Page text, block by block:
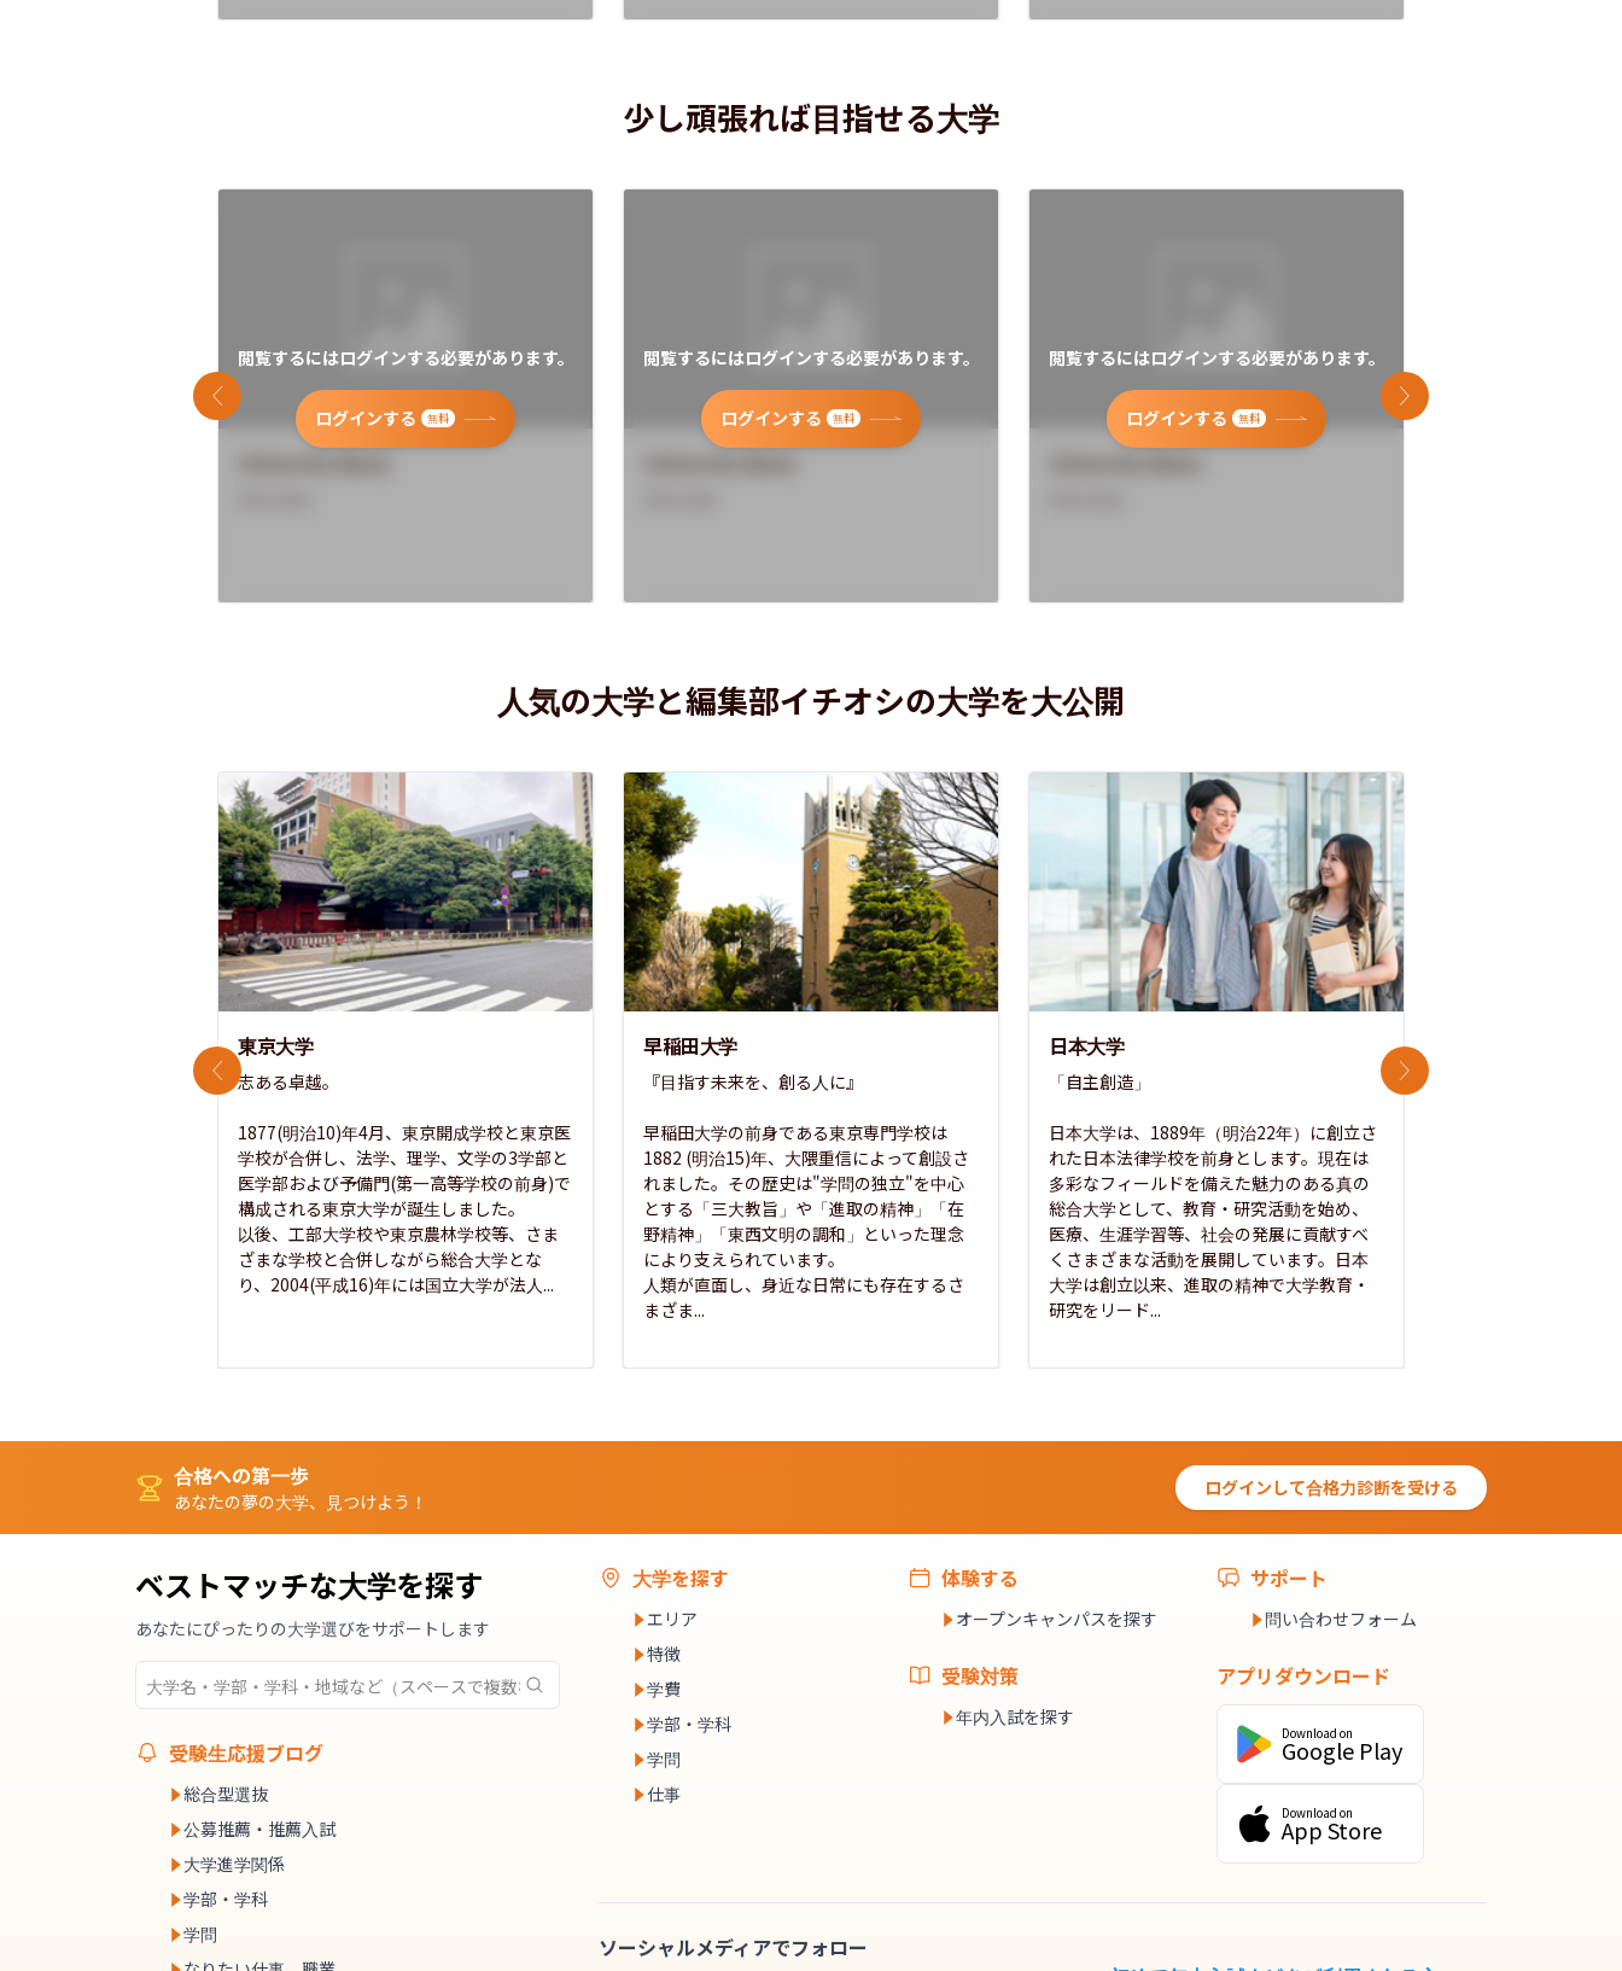
少し頑張れば目指せる大学
閲覧するにはログインする必要があります。
ログインする 無料
閲覧するにはログインする必要があります。
ログインする 無料
閲覧するにはログインする必要があります。
ログインする 無料
前のスライド 次のスライド
人気の大学と編集部イチオシの大学を大公開
東京大学
志ある卓越。
1877(明治10)年4月、東京開成学校と東京医
学校が合併し、法学、理学、文学の3学部と
医学部および予備門(第一高等学校の前身)で
構成される東京大学が誕生しました。
以後、工部大学校や東京農林学校等、さま
ざまな学校と合併しながら総合大学とな
り、2004(平成16)年には国立大学が法人...
早稲田大学
『目指す未来を、創る人に』
早稲田大学の前身である東京専門学校は
1882 (明治15)年、大隈重信によって創設さ
れました。その歴史は"学問の独立"を中心
とする「三大教旨」や「進取の精神」「在
野精神」「東西文明の調和」といった理念
により支えられています。
人類が直面し、身近な日常にも存在するさ
まざま...
日本大学
「自主創造」
日本大学は、1889年（明治22年）に創立さ
れた日本法律学校を前身とします。現在は
多彩なフィールドを備えた魅力のある真の
総合大学として、教育・研究活動を始め、
医療、生涯学習等、社会の発展に貢献すべ
くさまざまな活動を展開しています。日本
大学は創立以来、進取の精神で大学教育・
研究をリード...
前のスライド 次のスライド
合格への第一歩
あなたの夢の大学、見つけよう！
ログインして合格力診断を受ける
ベストマッチな大学を探す
あなたにぴったりの大学選びをサポートします
受験生応援ブログ
総合型選抜
公募推薦・推薦入試
大学進学関係
学部・学科
学問
大学を探す
エリア
特徴
学費
学部・学科
学問
仕事
体験する
オープンキャンパスを探す
受験対策
年内入試を探す
サポート
問い合わせフォーム
アプリダウンロード
Download on
Google Play
Download on
App Store
ソーシャルメディアでフォロー